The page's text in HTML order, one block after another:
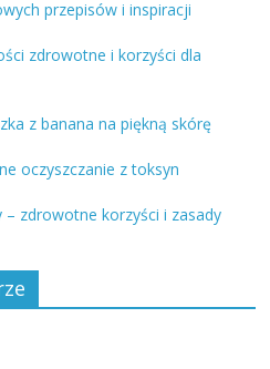
przepisów i inspiracji
zdrowotne i korzyści dla
z banana na piękną skórę
oczyszczanie z toksyn
zdrowotne korzyści i zasady